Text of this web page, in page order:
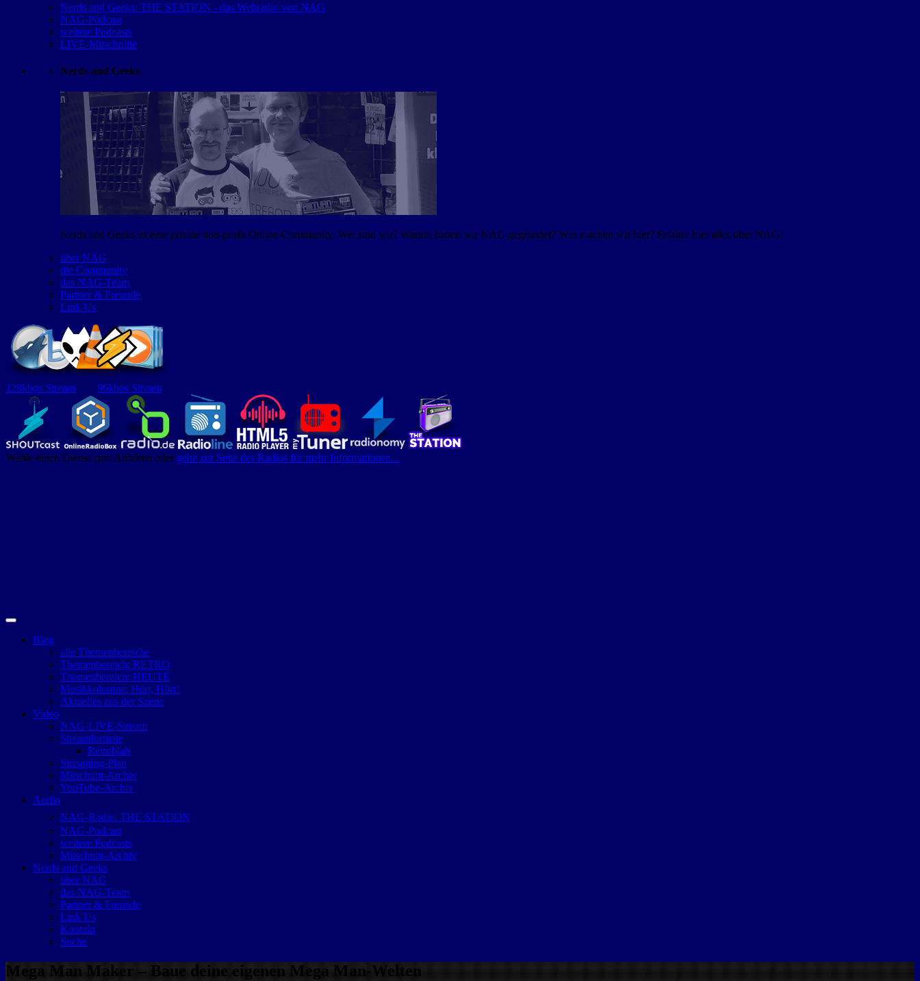
Nerds and Geeks: THE STATION - das Webradio von NAG
NAG-Podcast
weitere Podcasts
LIVE-Mitschnitte
Nerds and Geeks
Nerds and Geeks ist eine private non-profit Online-Community. Wer sind wir? Warum haben wir NAG gegründet? Was machen wir hier? Erfahre hier alles über NAG!
über NAG
die Community
das NAG-Team
Partner & Freunde
Link Us
128kbps Stream 96kbps Stream
Wähle einen Dienst zum Anhören oder gehe zur Seite des Radios für mehr Informationen...
Blog
alle Themenbereiche
Themenbereich: RETRO
Themenbereich: HEUTE
Musikkolumne: Hört, Hört!
Aktuelles aus der Szene
Video
NAG-LIVE-Stream
Streamformate
Retroblah
Streaming-Plan
Mitschnitt-Archiv
YouTube-Archiv
Audio
NAG-Radio: THE STATION
NAG-Podcast
weitere Podcasts
Mitschnitt-Archiv
Nerds and Geeks
über NAG
das NAG-Team
Partner & Freunde
Link Us
Kontakt
Suche
Mega Man Maker – Baue deine eigenen Mega Man-Welten